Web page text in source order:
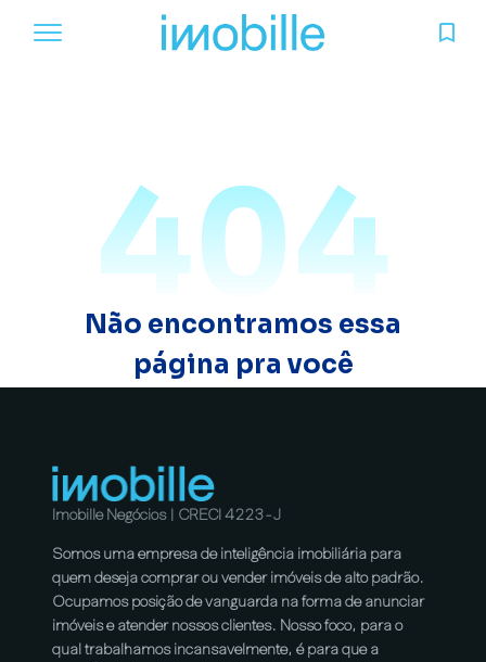
404
Não encontramos essa
página pra você
Imobille Negócios | CRECI 4223-J
Somos uma empresa de inteligência imobiliária para
quem deseja comprar ou vender imóveis de alto padrão.
Ocupamos posição de vanguarda na forma de anunciar
imóveis e atender nossos clientes. Nosso foco, para o
qual trabalhamos incansavelmente, é para que a